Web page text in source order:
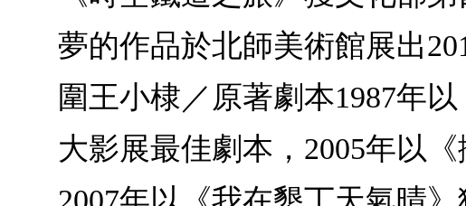
夢的作品於北師美術館展出
圍王小棣／原著劇本1987年
大影展最佳劇本，2005年以